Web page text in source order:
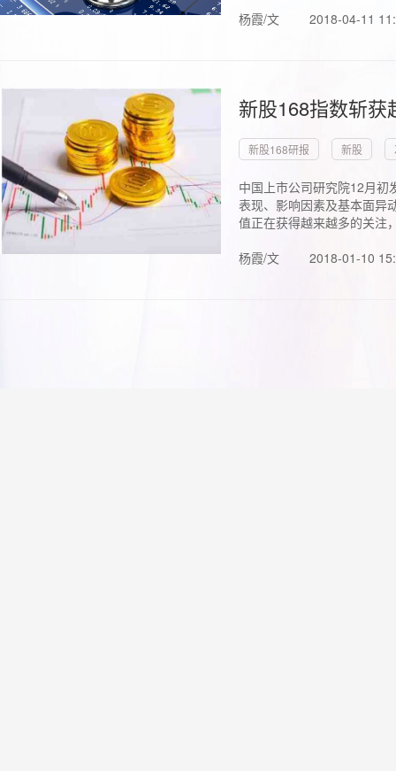
杨霞/文 2018-04-11
新股168指数斩
新股168研报 新股
中国上市公司研究院12月初
表现、影响因素及基本面异
值正在获得越来越多的关注
杨霞/文
2018-01-10